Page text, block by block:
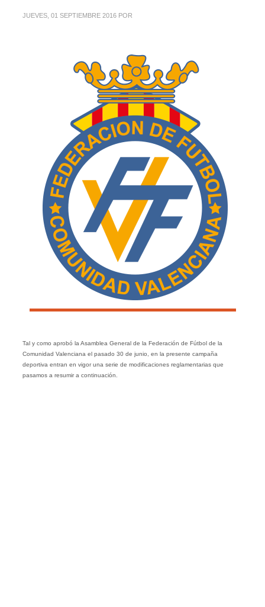
JUEVES, 01 SEPTIEMBRE 2016 POR
Tal y como aprobó la Asamblea General de la Federación de Fútbol de la
Comunidad Valenciana el pasado 30 de junio, en la presente campaña
deportiva entran en vigor una serie de modificaciones reglamentarias que
pasamos a resumir a continuación.